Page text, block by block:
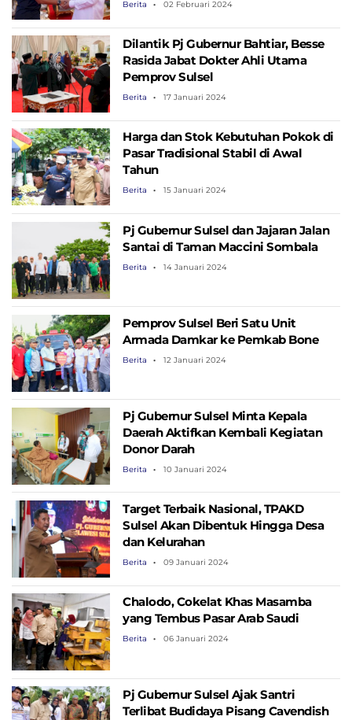
Berita 02 Februari 2024
Dilantik Pj Gubernur Bahtiar, Besse
Rasida Jabat Dokter Ahli Utama
Pemprov Sulsel
Berita 17 Januari 2024
Harga dan Stok Kebutuhan Pokok di
Pasar Tradisional Stabil di Awal
Tahun
Berita 15 Januari 2024
Pj Gubernur Sulsel dan Jajaran Jalan
Santai di Taman Maccini Sombala
Berita 14 Januari 2024
Pemprov Sulsel Beri Satu Unit
Armada Damkar ke Pemkab Bone
Berita 12 Januari 2024
Pj Gubernur Sulsel Minta Kepala
Daerah Aktifkan Kembali Kegiatan
Donor Darah
Berita 10 Januari 2024
Target Terbaik Nasional, TPAKD
Sulsel Akan Dibentuk Hingga Desa
dan Kelurahan
Berita 09 Januari 2024
Chalodo, Cokelat Khas Masamba
yang Tembus Pasar Arab Saudi
Berita 06 Januari 2024
Pj Gubernur Sulsel Ajak Santri
Terlibat Budidaya Pisang Cavendish